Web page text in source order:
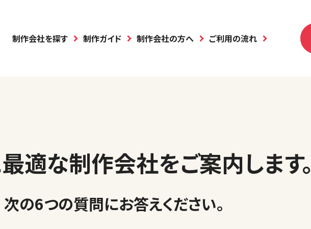
制作会社を探す 制作ガイド 制作会社の方へ ご利用の流れ
適な制作会社をご案内します。
次の6つの質問にお答えください。